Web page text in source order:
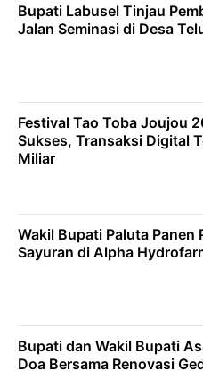
Bupati Labusel Tinjau
Jalan Seminasi di Desa
Festival Tao Toba Joujou
Sukses, Transaksi Digital
Miliar
Wakil Bupati Paluta Panen
Sayuran di Alpha
Bupati dan Wakil Bupati
Doa Bersama Renovasi